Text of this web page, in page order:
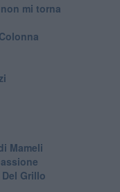
mi torna
Mameli
Grillo